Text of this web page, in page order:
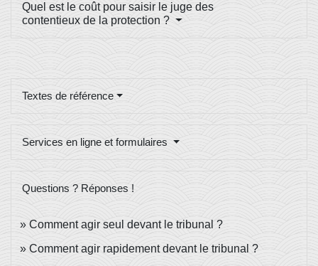
Quel est le coût pour saisir le juge des
contentieux de la protection ?
Textes de référence
Services en ligne et formulaires
Questions ? Réponses !
Comment agir seul devant le tribunal ?
Comment agir rapidement devant le tribunal ?